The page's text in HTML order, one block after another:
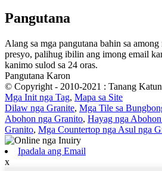
Pangutana
Alang sa mga pangutana bahin sa
presyo, palihug ibilin ang imong email
kanimo sulod sa 24 oras.
Pangutana Karon
© Copyright - 2010-2021 : Tanang
Mga Init nga Tag, Mapa sa Site
Dilaw nga Granite, Mga Tile sa
Abohon nga Granito, Hayag nga
Granito, Mga Countertop nga Asul nga
Ipadala ang Email
x